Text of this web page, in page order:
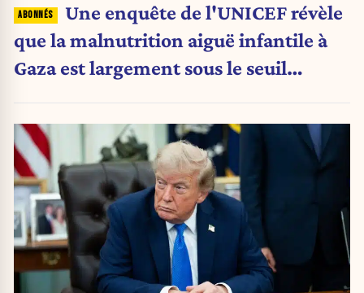
Une enquête de l'UNICEF révèle
que la malnutrition aiguë infantile à
Gaza est largement sous le seuil